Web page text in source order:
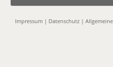
Impressum | Datenschutz |